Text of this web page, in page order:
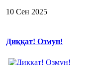
10 Сен 2025
Диққат! Озмун!